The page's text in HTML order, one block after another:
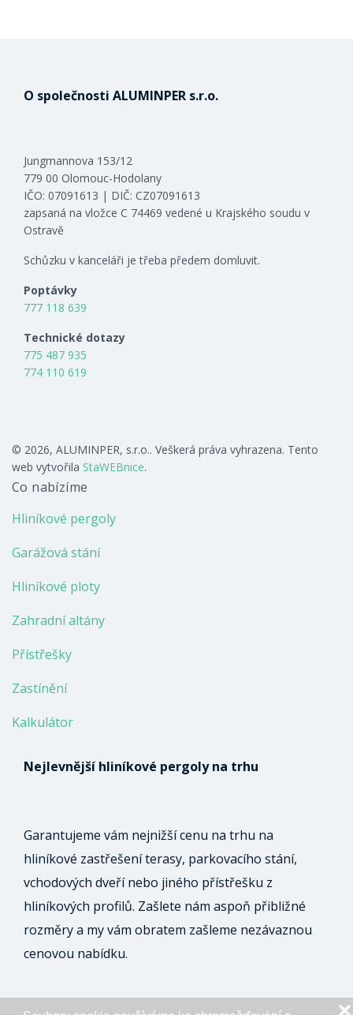
❌
O společnosti ALUMINPER s.r.o.
Jungmannova 153/12
779 00 Olomouc-Hodolany
IČO: 07091613 | DIČ: CZ07091613
zapsaná na vložce C 74469 vedené u Krajského soudu v
Ostravě
Schůzku v kanceláři je třeba předem domluvit.
Poptávky
777 118 639
Technické dotazy
775 487 935
774 110 619
© 2026, ALUMINPER, s.r.o.. Veškerá práva vyhrazena. Tento
web vytvořila StaWEBnice.
Co nabízíme
Hliníkové pergoly
Garážová stání
Hliníkové ploty
Zahradní altány
Přístřešky
Zastínění
Kalkulátor
Nejlevnější hliníkové pergoly na trhu
Garantujeme vám nejnižší cenu na trhu na
hliníkové zastřešení terasy, parkovacího stání,
vchodových dveří nebo jiného přístřešku z
hliníkových profilů. Zašlete nám aspoň přibližné
rozměry a my vám obratem zašleme nezávaznou
cenovou nabídku.